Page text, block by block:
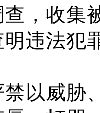
，收集
违法犯
威胁、